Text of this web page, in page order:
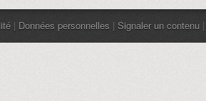
| Données personnelles | Signaler un contenu |